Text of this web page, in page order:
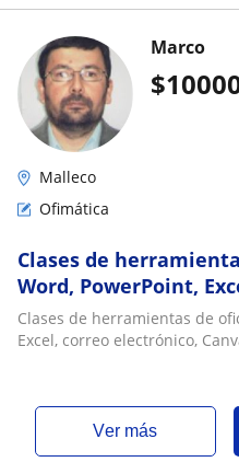
$
Marco
Malleco
Ofimática
Clases de
Word, PowerPoint,
Canva, ChatGPT, etc
Clases de herramientas de
Excel, correo electrónico,
ver más